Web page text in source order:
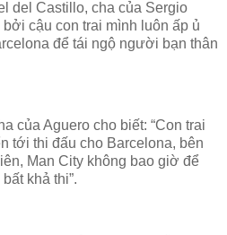
del Castillo, cha của Sergio
cậu con trai mình luôn ấp ủ
để tái ngộ người bạn thân
của Aguero cho biết: “Con trai
tới thi đấu cho Barcelona, bên
Man City không bao giờ để
khả thi”.